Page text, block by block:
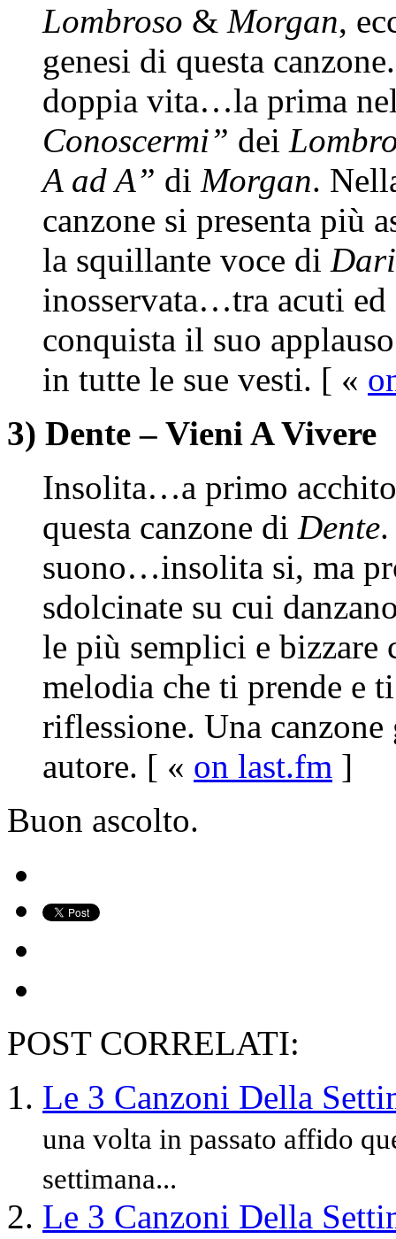
Lombroso & Morgan,
genesi di questa
doppia vita…la prima
Conoscermi” dei
A ad A” di Morgan.
canzone si presenta più
la squillante voce di
inosservata…tra acuti ed
conquista il suo
in tutte le sue vesti. [ «
3) Dente – Vieni A Vivere
Insolita…a primo
questa canzone di Dente
suono…insolita si, ma
sdolcinate su cui
le più semplici e bizzare
melodia che ti prende e
riflessione. Una
autore. [ « on last.fm ]
Buon ascolto.
POST CORRELATI:
Le 3 Canzoni Della
una volta in passato affido
settimana...
Le 3 Canzoni Della